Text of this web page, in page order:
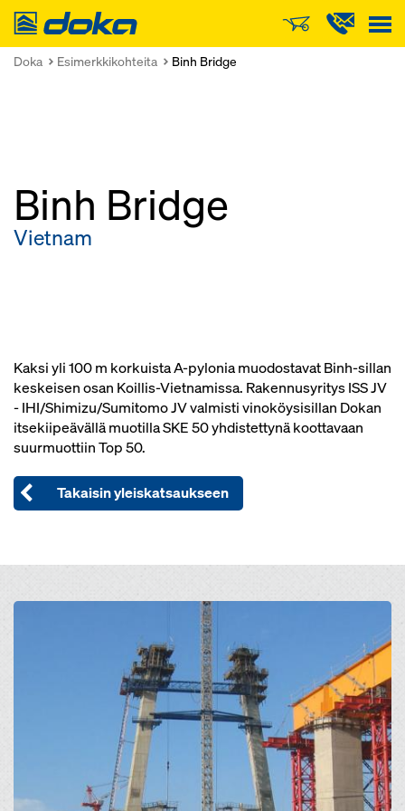
Doka
Doka Esimerkkikohteita Binh Bridge
Binh Bridge
Vietnam
Kaksi yli 100 m korkuista A-pylonia muodostavat Binh-sillan
keskeisen osan Koillis-Vietnamissa. Rakennusyritys ISS JV
- IHI/Shimizu/Sumitomo JV valmisti vinoköysisillan Dokan
itsekiipeävällä muotilla SKE 50 yhdistettynä koottavaan
suurmuottiin Top 50.
Takaisin yleiskatsaukseen
Open